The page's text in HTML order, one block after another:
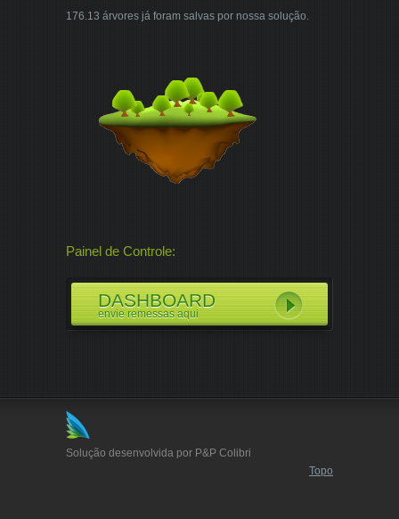
176.13 árvores já foram salvas por nossa solução.
Painel de Controle:
DASHBOARD
envie remessas aqui
Solução desenvolvida por P&P Colibri
Topo